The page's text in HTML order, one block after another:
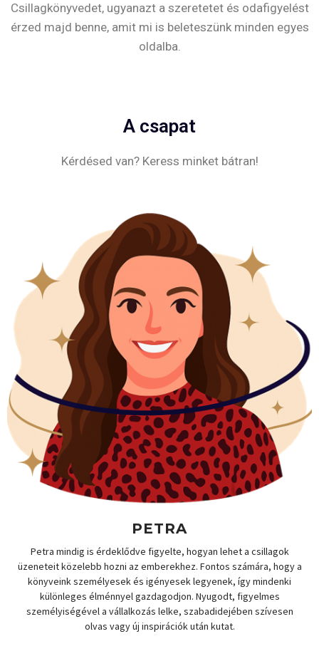
Csillagkönyvedet, ugyanazt a szeretetet és odafigyelést
érzed majd benne, amit mi is beleteszünk minden egyes
oldalba.
A csapat
Kérdésed van? Keress minket bátran!
PETRA
Petra mindig is érdeklődve figyelte, hogyan lehet a csillagok
üzeneteit közelebb hozni az emberekhez. Fontos számára, hogy a
könyveink személyesek és igényesek legyenek, így mindenki
különleges élménnyel gazdagodjon. Nyugodt, figyelmes
személyiségével a vállalkozás lelke, szabadidejében szívesen
olvas vagy új inspirációk után kutat.